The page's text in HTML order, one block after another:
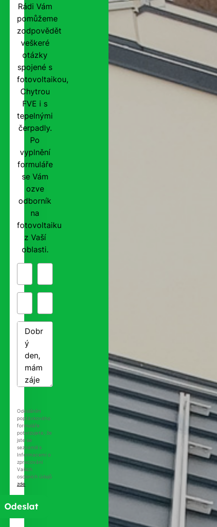
Rádi Vám
pomůžeme
zodpovědět
veškeré
otázky
spojené s
fotovoltaikou,
Chytrou
FVE i s
tepelnými
čerpadly.
Po
vyplnění
formuláře
se Vám
ozve
odborník
na
fotovoltaiku
z Vaší
oblasti.
Odesláním
poptávkového
formuláře
potvrzujete, že
jste se
seznámili s
Informacemi o
zpracování
Vašich
osobních údajů
zde